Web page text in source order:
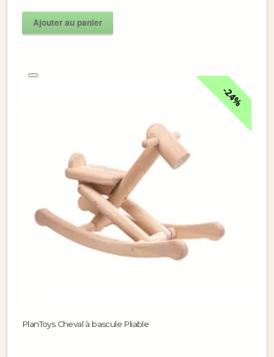
Ajouter au panier
24%
PlanToys Cheval à bascule Pliable